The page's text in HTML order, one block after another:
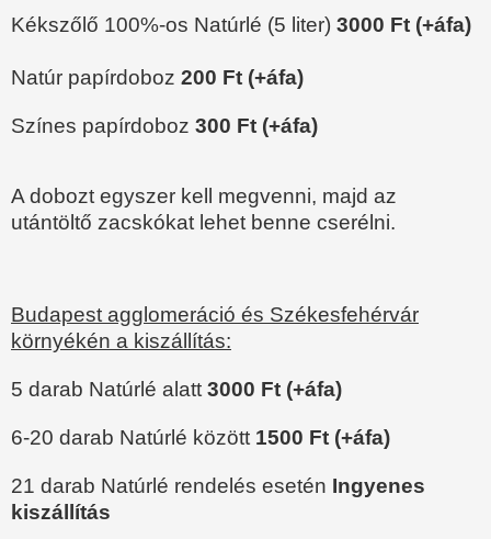
Kékszőlő 100%-os Natúrlé (5 liter) 3000 Ft (+áfa)
Natúr papírdoboz 200 Ft (+áfa)
Színes papírdoboz 300 Ft (+áfa)
A dobozt egyszer kell megvenni, majd az
utántöltő zacskókat lehet benne cserélni.
Budapest agglomeráció és Székesfehérvár
környékén a kiszállítás:
5 darab Natúrlé alatt 3000 Ft (+áfa)
6-20 darab Natúrlé között 1500 Ft (+áfa)
21 darab Natúrlé rendelés esetén Ingyenes
kiszállítás